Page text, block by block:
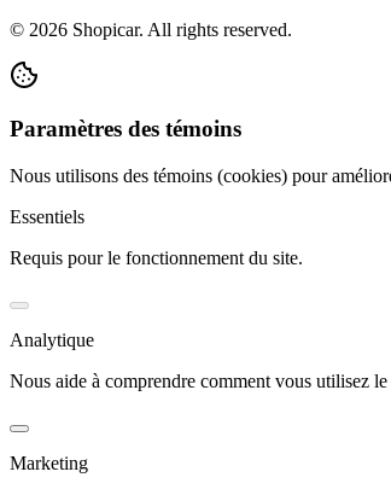
© 2026 Shopicar. All rights reserved.
Paramètres des témoins
Nous utilisons des témoins (cookies) pour
Essentiels
Requis pour le fonctionnement du site.
Analytique
Nous aide à comprendre comment vous utilisez le
Marketing